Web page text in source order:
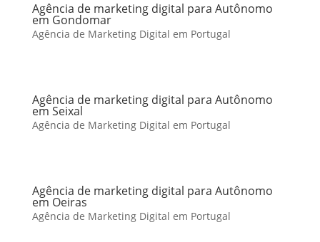
Agência de marketing digital para Autônomo
em Gondomar
Agência de Marketing Digital em Portugal
Agência de marketing digital para Autônomo
em Seixal
Agência de Marketing Digital em Portugal
Agência de marketing digital para Autônomo
em Oeiras
Agência de Marketing Digital em Portugal